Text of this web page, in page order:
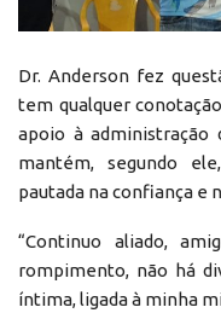
Dr. Anderson fez
tem qualquer
apoio à
mantém, segundo
pautada na confiança e
“Continuo aliado,
rompimento, não há
íntima, ligada à minha